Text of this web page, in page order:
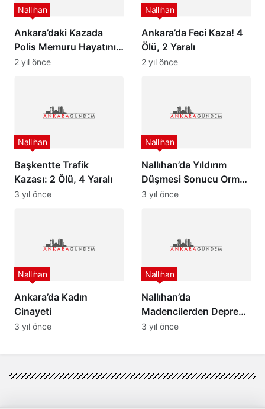
Ankara’daki Kazada
Polis Memuru Hayatını
Kaybetti
Nallıhan
2 yıl önce
Ankara’da Feci Kaza! 4
Ölü, 2 Yaralı
Nallıhan
2 yıl önce
Başkentte Trafik
Kazası: 2 Ölü, 4 Yaralı
Nallıhan
3 yıl önce
Nallıhan’da Yıldırım
Düşmesi Sonucu Orman
Yangını Başladı
Nallıhan
3 yıl önce
Ankara’da Kadın
Cinayeti
Nallıhan
3 yıl önce
Nallıhan’da
Madencilerden Deprem
Bölgesine Yardım Eli
Nallıhan
3 yıl önce